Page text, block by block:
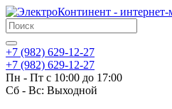
+7 (982) 629-12-27
+7 (982) 629-12-27
Пн - Пт с 10:00 до 17:00
Сб - Вс: Выходной